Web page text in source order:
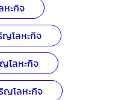
หะกิจ
ญโลหะกิจ
โลหะกิจ
ญโลหะกิจ